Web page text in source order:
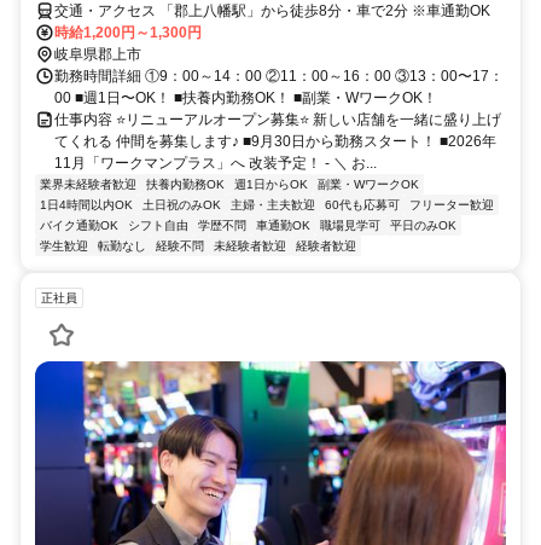
交通・アクセス 「郡上八幡駅」から徒歩8分・車で2分 ※車通勤OK
時給1,200円～1,300円
岐阜県郡上市
勤務時間詳細 ①9：00～14：00 ②11：00～16：00 ③13：00〜17：
00 ■週1日〜OK！ ■扶養内勤務OK！ ■副業・WワークOK！
仕事内容 ⭐リニューアルオープン募集⭐ 新しい店舗を一緒に盛り上げ
てくれる 仲間を募集します♪ ■9月30日から勤務スタート！ ■2026年
11月「ワークマンプラス」へ 改装予定！ - ＼ お...
業界未経験者歓迎 扶養内勤務OK 週1日からOK
副業・WワークOK
1日4時間以内OK
土日祝のみOK 主婦・主夫歓迎 60代も応募可
フリーター歓迎
バイク通勤OK
シフト自由 学歴不問 車通勤OK 職場見学可
平日のみOK
学生歓迎
転勤なし 経験不問 未経験者歓迎 経験者歓迎
正社員